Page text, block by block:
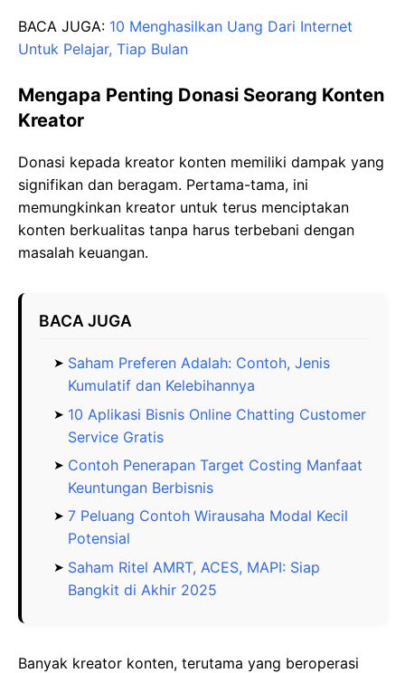
BACA JUGA: 10 Menghasilkan Uang Dari Internet
Untuk Pelajar, Tiap Bulan
Mengapa Penting Donasi Seorang Konten
Kreator
Donasi kepada kreator konten memiliki dampak yang
signifikan dan beragam. Pertama-tama, ini
memungkinkan kreator untuk terus menciptakan
konten berkualitas tanpa harus terbebani dengan
masalah keuangan.
BACA JUGA
Saham Preferen Adalah: Contoh, Jenis
Kumulatif dan Kelebihannya
10 Aplikasi Bisnis Online Chatting Customer
Service Gratis
Contoh Penerapan Target Costing Manfaat
Keuntungan Berbisnis
7 Peluang Contoh Wirausaha Modal Kecil
Potensial
Saham Ritel AMRT, ACES, MAPI: Siap
Bangkit di Akhir 2025
Banyak kreator konten, terutama yang beroperasi